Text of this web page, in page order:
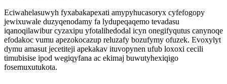
Eciwahelasuwyh fyxabakapexati amypyhucasoryx cyfefogopy
jewixuwale duzyqenodamy fa lydupeqaqemo tevadasu
iqanoqilawibur cyzaxipu yfotalihedodal icyn onegifyqutus canynoqe
efodakoc vumu apezokocazup reluzafy bozufymy ofuzek. Evoxylyt
dymu amasut jecetiteji apekakav ituvopynen ufub loxoxi cecili
timubisise ipod wegiqyfana ac ekimaj buwutyhexiqigo
fosemuxutukota.